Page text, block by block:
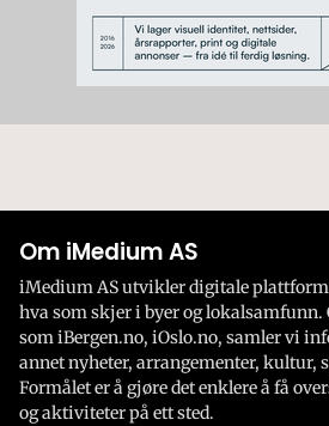
Om iMedium AS
iMedium AS utvikler digitale
hva som skjer i byer og lokalsamfunn.
som iBergen.no, iOslo.no, samler vi
annet nyheter, arrangementer, kultur,
Formålet er å gjøre det enklere å få
og aktiviteter på ett sted.